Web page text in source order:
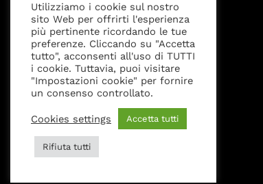
Privacy Policy Cookies settings Note Legali
Utilizziamo i cookie sul nostro
sito Web per offrirti l'esperienza
più pertinente ricordando le tue
preferenze. Cliccando su "Accetta
tutto", acconsenti all'uso di TUTTI
i cookie. Tuttavia, puoi visitare
"Impostazioni cookie" per fornire
un consenso controllato.
Cookies settings Accetta tutti
Rifiuta tutti